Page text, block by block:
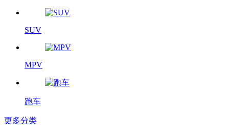
SUV
MPV
跑车
更多分类